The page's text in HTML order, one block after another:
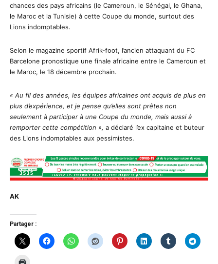
chances des pays africains (le Cameroun, le Sénégal, le Ghana,
le Maroc et la Tunisie) à cette Coupe du monde, surtout des
Lions indomptables.
Selon le magazine sportif Afrik-foot, l’ancien attaquant du FC
Barcelone pronostique une finale africaine entre le Cameroun et
le Maroc, le 18 décembre prochain.
« Au fil des années, les équipes africaines ont acquis de plus en
plus d’expérience, et je pense qu’elles sont prêtes non
seulement à participer à une Coupe du monde, mais aussi à
remporter cette compétition », a déclaré l’ex capitaine et buteur
des Lions indomptables aux pessimistes.
AK
Partager :